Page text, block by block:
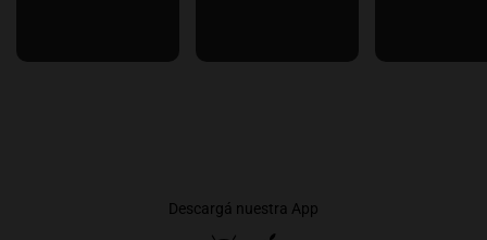
Descargá nuestra App